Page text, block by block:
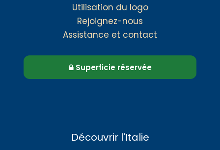
Utilisation du logo
Rejoignez-nous
Assistance et contact
Superficie réservée
Découvrir l'Italie